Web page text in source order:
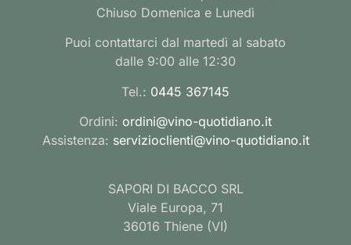
Chiuso Domenica e Lunedì
Puoi contattarci dal martedì al sabato
dalle 9:00 alle 12:30
Tel.: 0445 367145
Ordini: ordini@vino-quotidiano.it
Assistenza: servizioclienti@vino-quotidiano.it
SAPORI DI BACCO SRL
Viale Europa, 71
36016 Thiene (VI)